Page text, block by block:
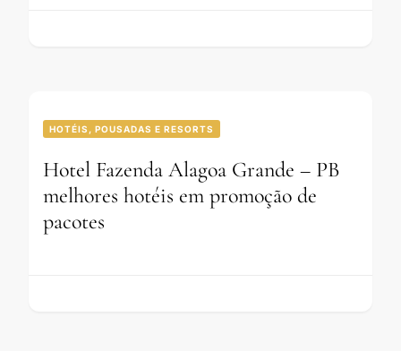
HOTÉIS, POUSADAS E RESORTS
Hotel Fazenda Alagoa Grande – PB
melhores hotéis em promoção de
pacotes